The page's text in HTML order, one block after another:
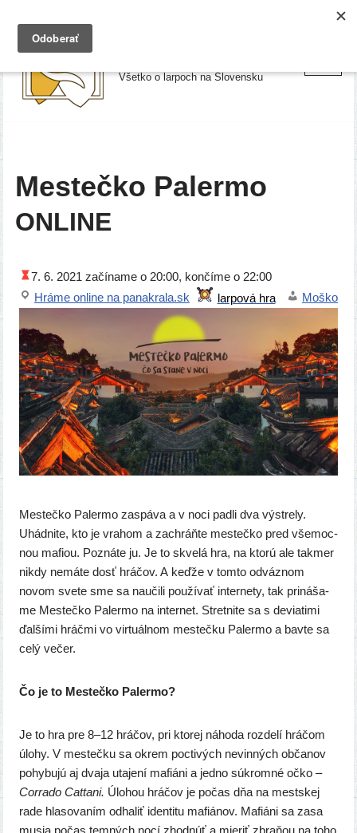
Preskočiť
Všetko o larpoch na Slovensku
Mestečko Palermo
ONLINE
7. 6. 2021 začí­na­me o 20:00, kon­čí­me o 22:00
Hráme onli­ne na panak​ra​la​.sk
Moško
Mestečko Palermo zaspá­va a v noci pad­li dva výstre­ly.
Uhádnite, kto je vra­hom a zachráň­te mes­teč­ko pred vše­moc­
nou mafi­ou. Poznáte ju. Je to skve­lá hra, na kto­rú ale tak­mer
nikdy nemá­te dosť hrá­čov. A keď­že v tom­to odváz­nom
novom sve­te sme sa nauči­li pou­ží­vať inter­ne­ty, tak pri­ná­ša­
me Mestečko Palermo na inter­net. Stretnite sa s devia­ti­mi
ďal­ší­mi hráč­mi vo vir­tu­ál­nom mes­teč­ku Palermo a bav­te sa
celý večer.
Čo je to Mestečko Palermo?
Je to hra pre 8–12 hrá­čov, pri kto­rej náho­da roz­de­lí hrá­čom
úlo­hy. V mes­teč­ku sa okrem poc­ti­vých nevin­ných obča­nov
pohy­bu­jú aj dva­ja uta­je­ní mafiá­ni a jed­no súkrom­né očko –
Corrado Cattani. Úlohou hrá­čov je počas dňa na mest­skej
rade hla­so­va­ním odha­liť iden­ti­tu mafiá­nov. Mafiáni sa zasa
musia počas tem­ných nocí zhod­núť a mie­riť zbra­ňou na toho